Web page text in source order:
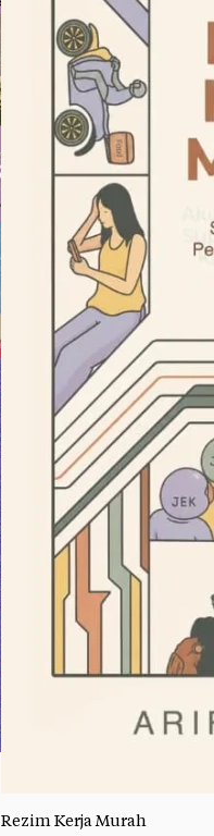
Rezim Kerja Murah